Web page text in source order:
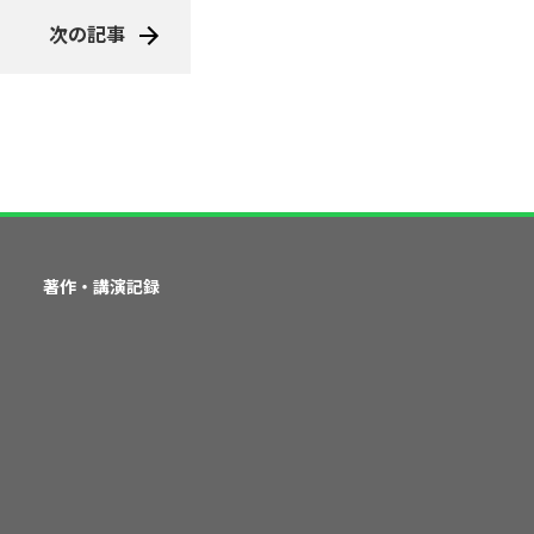
次の記事
著作・講演記録